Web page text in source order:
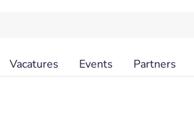
Vacatures Events Partners